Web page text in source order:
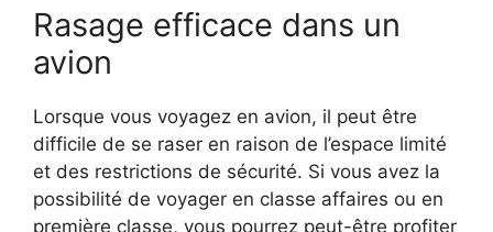
Rasage efficace dans un
avion
Lorsque vous voyagez en avion, il peut être
difficile de se raser en raison de l’espace limité
et des restrictions de sécurité. Si vous avez la
possibilité de voyager en classe affaires ou en
première classe, vous pourrez peut-être profiter